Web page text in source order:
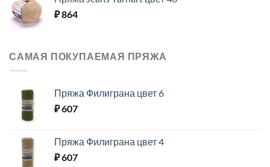
₽864
САМАЯ ПОКУПАЕМАЯ ПРЯЖА
Пряжа Филиграна цвет 6
₽607
Пряжа Филиграна цвет 4
₽607